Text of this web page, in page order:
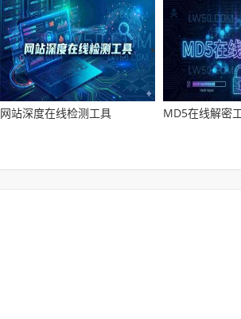
网站深度在线检测工具 MD5在线解密